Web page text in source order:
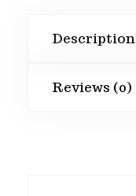
Description
Reviews (0)